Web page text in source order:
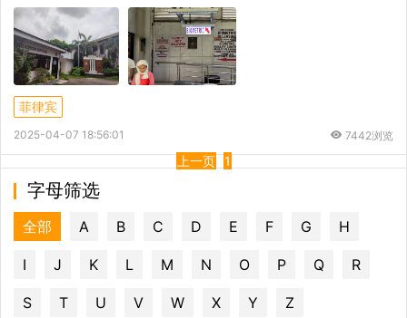
菲律宾
2025-04-07 18:56:01 7442浏览
上一页 1
字母筛选
全部 A B C D E F G H
I J K L M N O P Q R
S T U V W X Y Z